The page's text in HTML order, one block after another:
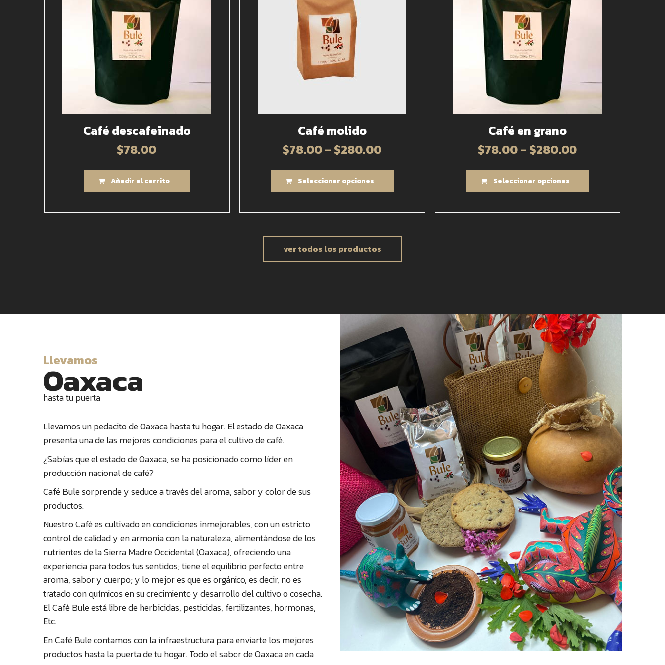
Café descafeinado
$78.00
Añadir al carrito
Café molido
$78.00– $280.00
Seleccionar opciones
Café en grano
$78.00– $280.00
Seleccionar opciones
ver todos los productos
Llevamos
Oaxaca
hasta tu puerta
Llevamos un pedacito de Oaxaca hasta tu hogar.El estado de Oaxaca
presenta una de las mejores condiciones para el cultivo de café.
¿Sabías que el estado de Oaxaca, se ha posicionado como líder en
producción nacional de café?
Café Bule sorprende y seduce a través del aroma, sabor y color de sus
productos.
Nuestro Café es cultivado en condiciones inmejorables, con un estricto
control de calidad y en armonía con la naturaleza, alimentándose de los
nutrientes de la Sierra Madre Occidental (Oaxaca), ofreciendo una
experiencia para todos tus sentidos; tiene el equilibrio perfecto entre
aroma, sabor y cuerpo; y lo mejor es que es orgánico, es decir, no es
tratado con químicos en su crecimiento y desarrollo del cultivo o cosecha.
El Café Bule está libre de herbicidas, pesticidas, fertilizantes, hormonas,
Etc.
En Café Bule contamos con la infraestructura para enviarte los mejores
productos hasta la puerta de tu hogar. Todo el sabor de Oaxaca en cada